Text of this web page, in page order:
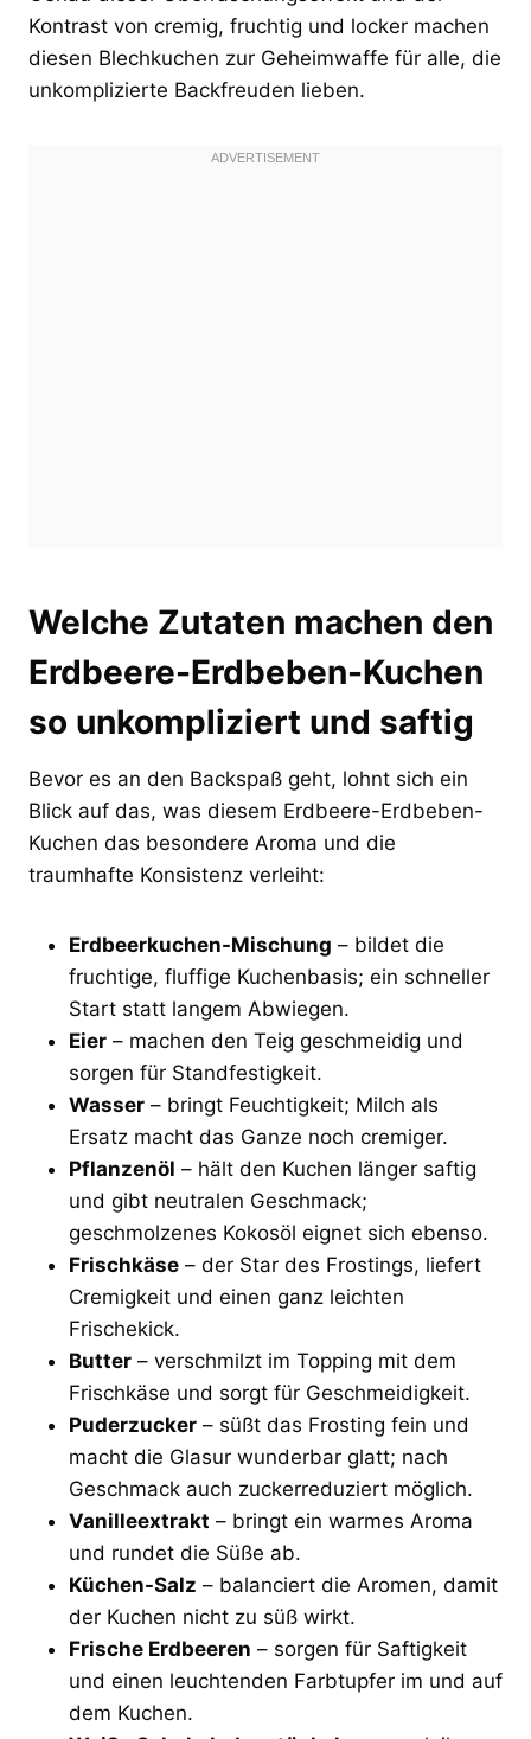
Kontrast von cremig, fruchtig und locker machen
diesen Blechkuchen zur Geheimwaffe für alle, die
unkomplizierte Backfreuden lieben.
Welche Zutaten machen den
Erdbeere-Erdbeben-Kuchen
so unkompliziert und saftig
Bevor es an den Backspaß geht, lohnt sich ein
Blick auf das, was diesem Erdbeere-Erdbeben-
Kuchen das besondere Aroma und die
traumhafte Konsistenz verleiht:
Erdbeerkuchen-Mischung – bildet die
fruchtige, fluffige Kuchenbasis; ein schneller
Start statt langem Abwiegen.
Eier – machen den Teig geschmeidig und
sorgen für Standfestigkeit.
Wasser – bringt Feuchtigkeit; Milch als
Ersatz macht das Ganze noch cremiger.
Pflanzenöl – hält den Kuchen länger saftig
und gibt neutralen Geschmack;
geschmolzenes Kokosöl eignet sich ebenso.
Frischkäse – der Star des Frostings, liefert
Cremigkeit und einen ganz leichten
Frischekick.
Butter – verschmilzt im Topping mit dem
Frischkäse und sorgt für Geschmeidigkeit.
Puderzucker – süßt das Frosting fein und
macht die Glasur wunderbar glatt; nach
Geschmack auch zuckerreduziert möglich.
Vanilleextrakt – bringt ein warmes Aroma
und rundet die Süße ab.
Küchen-Salz – balanciert die Aromen, damit
der Kuchen nicht zu süß wirkt.
Frische Erdbeeren – sorgen für Saftigkeit
und einen leuchtenden Farbtupfer im und auf
dem Kuchen.